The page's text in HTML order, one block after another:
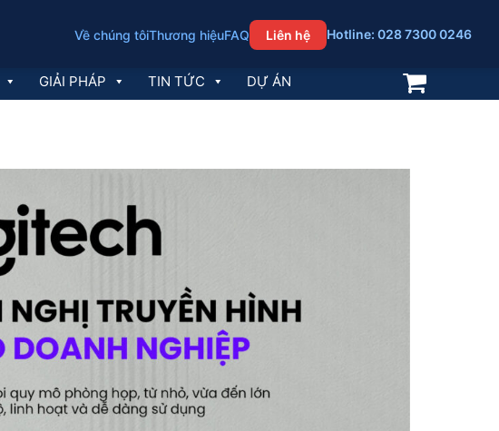
Về chúng tôiThương hiệuFAQ Liên hệ Hotline: 028 7300 0246
GIẢI PHÁP TIN TỨC DỰ ÁN